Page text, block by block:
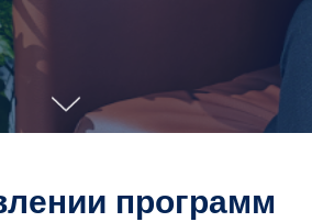
программ